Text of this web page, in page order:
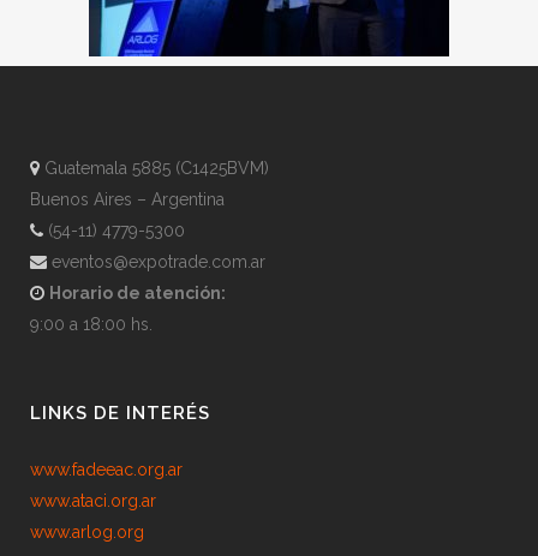
Guatemala 5885 (C1425BVM)
Buenos Aires – Argentina
(54-11) 4779-5300
eventos@expotrade.com.ar
Horario de atención:
9:00 a 18:00 hs.
LINKS DE INTERÉS
www.fadeeac.org.ar
www.ataci.org.ar
www.arlog.org